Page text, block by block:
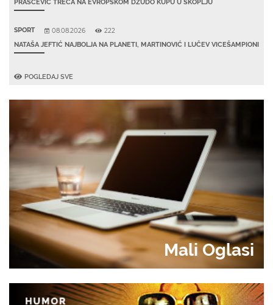
PRAŠČEVIĆ TREĆA NA EVROPSKOM DŽUDO KUPU U SKOPLJU
SPORT 08.08.2026 222
NATAŠA JEFTIĆ NAJBOLJA NA PLANETI, MARTINOVIĆ I LUČEV VICEŠAMPIONI
POGLEDAJ SVE
Mali Oglasi